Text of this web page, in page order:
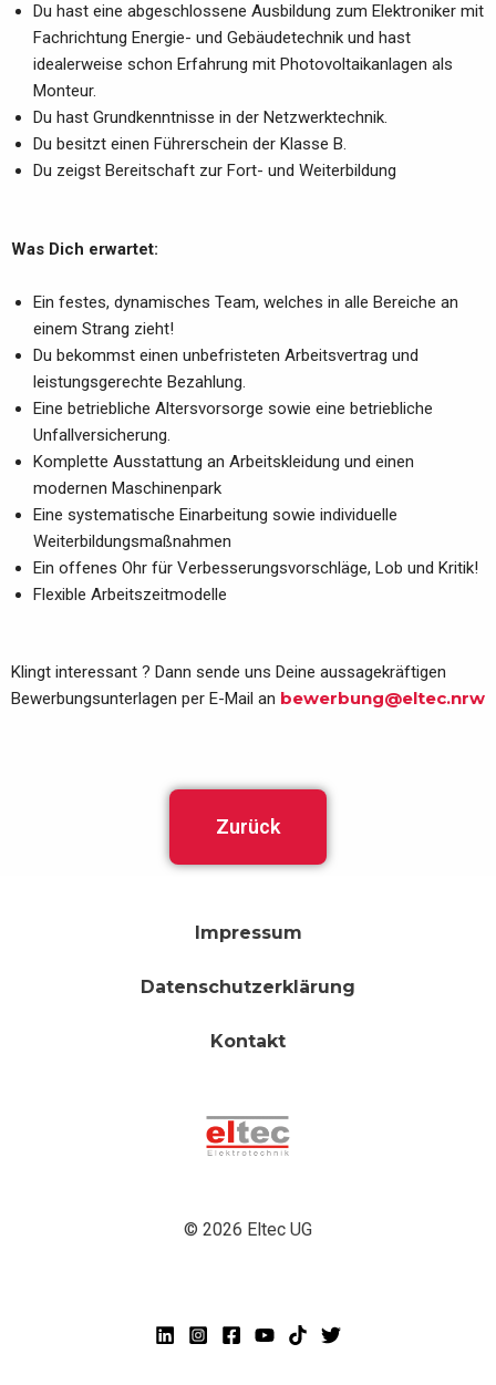
Du hast eine abgeschlossene Ausbildung zum Elektroniker mit
Fachrichtung Energie- und Gebäudetechnik und hast
idealerweise schon Erfahrung mit Photovoltaikanlagen als
Monteur.
Du hast Grundkenntnisse in der Netzwerktechnik.
Du besitzt einen Führerschein der Klasse B.
Du zeigst Bereitschaft zur Fort- und Weiterbildung
Was Dich erwartet:
Ein festes, dynamisches Team, welches in alle Bereiche an
einem Strang zieht!
Du bekommst einen unbefristeten Arbeitsvertrag und
leistungsgerechte Bezahlung.
Eine betriebliche Altersvorsorge sowie eine betriebliche
Unfallversicherung.
Komplette Ausstattung an Arbeitskleidung und einen
modernen Maschinenpark
Eine systematische Einarbeitung sowie individuelle
Weiterbildungsmaßnahmen
Ein offenes Ohr für Verbesserungsvorschläge, Lob und Kritik!
Flexible Arbeitszeitmodelle
Klingt interessant ? Dann sende uns Deine aussagekräftigen
Bewerbungsunterlagen per E-Mail an bewerbung@eltec.nrw
Zurück
Impressum
Datenschutzerklärung
Kontakt
© 2026 Eltec UG